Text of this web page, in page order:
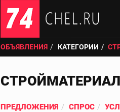
ОБЪЯВЛЕНИЯ КАТЕГОРИИ
ПРЕДЛОЖЕНИЯ СПРОС